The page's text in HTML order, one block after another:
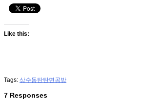
Like this:
Tags: 상수동탄탄면공방
7 Responses